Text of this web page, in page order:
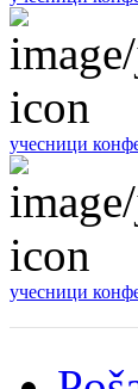
учесници
учесници